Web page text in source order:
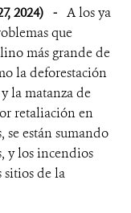
2024) - A los ya
que
más grande de
la deforestación
y la matanza de
retaliación en
se están sumando
y los incendios
sitios de la